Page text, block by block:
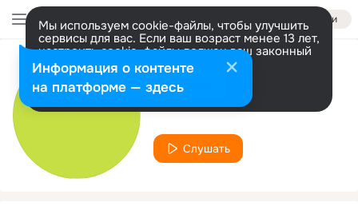
Войти
Мы используем cookie-файлы, чтобы улучшить
сервисы для вас. Если ваш возраст менее 13 лет,
настроить cookie-файлы должен ваш законный
представитель. Больше информации
Разрешить все Настроить
Исполнитель
The Cartmans
Слушать
Информация о контенте
на платформе — здесь